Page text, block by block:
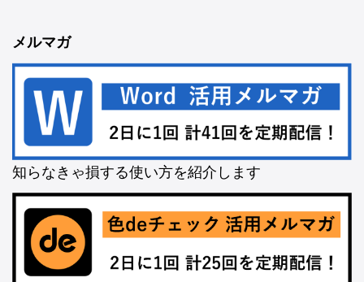
メルマガ
知らなきゃ損する使い方を紹介します